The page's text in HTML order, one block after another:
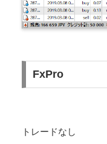
FxPro
トレードなし